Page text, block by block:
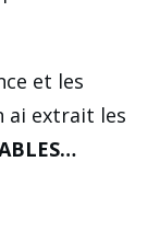
et les
ai extrait les